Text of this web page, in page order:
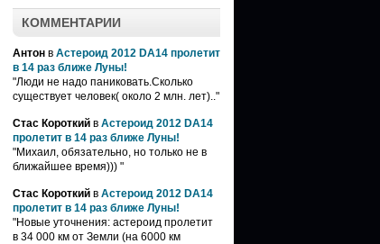
КОММЕНТАРИИ
Антон в Астероид 2012 DA14 пролетит
в 14 раз ближе Луны!
"Люди не надо паниковать.Сколько
существует человек( около 2 млн. лет).."
Стас Короткий в Астероид 2012 DA14
пролетит в 14 раз ближе Луны!
"Михаил, обязательно, но только не в
ближайшее время))) "
Стас Короткий в Астероид 2012 DA14
пролетит в 14 раз ближе Луны!
"Новые уточнения: астероид пролетит
в 34 000 км от Земли (на 6000 км